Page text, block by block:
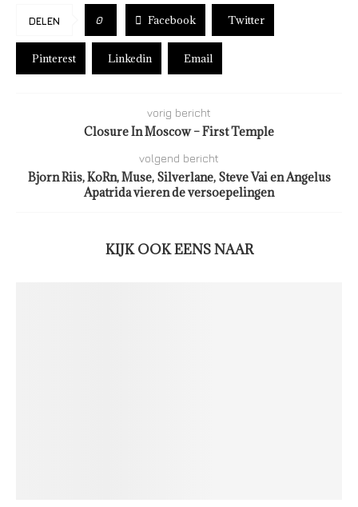
DELEN 0 Facebook Twitter
Pinterest Linkedin Email
vorig bericht
Closure In Moscow – First Temple
volgend bericht
Bjorn Riis, KoRn, Muse, Silverlane, Steve Vai en Angelus
Apatrida vieren de versoepelingen
KIJK OOK EENS NAAR